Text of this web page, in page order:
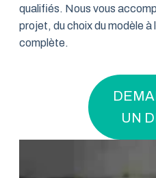
qualifiés. Nous vous
projet, du choix du modèle à
complète.
UN